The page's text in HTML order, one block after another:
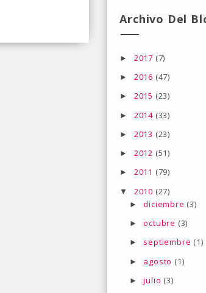
Archivo Del
► 2017 (7)
► 2016 (47)
► 2015 (23)
► 2014 (33)
► 2013 (23)
► 2012 (51)
► 2011 (79)
▼ 2010 (27)
►diciembre (3)
►octubre (3)
► septiembre (1)
► agosto (1)
►julio (3)